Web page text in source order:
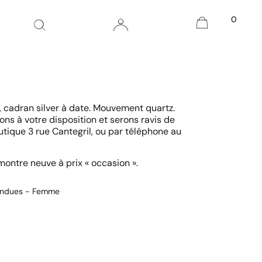
0
silver à date. Mouvement quartz.
à votre disposition et serons ravis de
3 rue Cantegril, ou par téléphone au
neuve à prix « occasion ».
- Femme